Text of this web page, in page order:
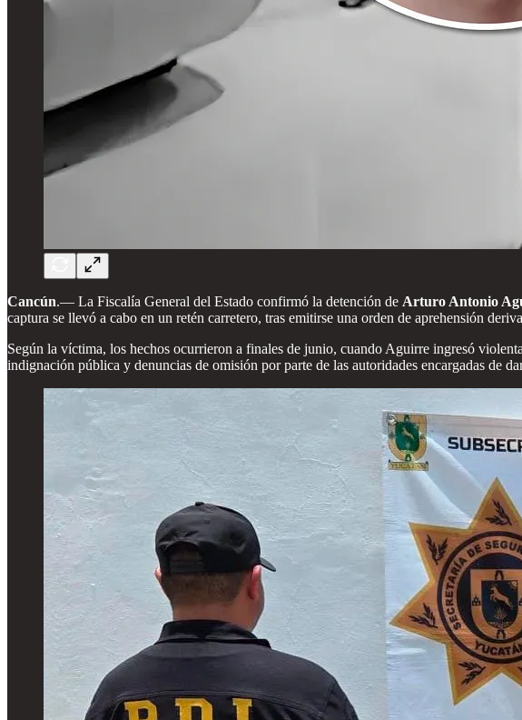
Cancún.— La Fiscalía General del Estado confirmó la detención de Arturo Antonio
captura se llevó a cabo en un retén carretero, tras emitirse una orden de aprehensión
Según la víctima, los hechos ocurrieron a finales de junio, cuando Aguirre ingresó
indignación pública y denuncias de omisión por parte de las autoridades encargadas de